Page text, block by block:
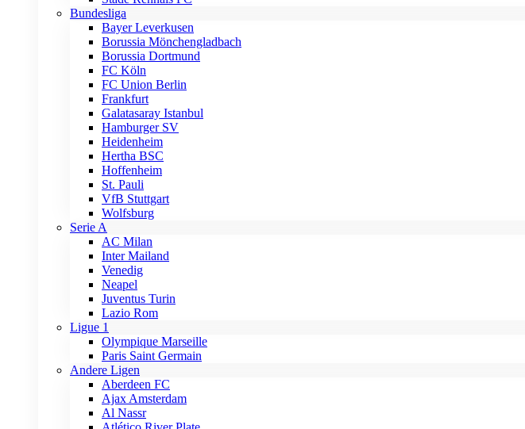
Bundesliga
Bayer Leverkusen
Borussia Mönchengladbach
Borussia Dortmund
FC Köln
FC Union Berlin
Frankfurt
Galatasaray Istanbul
Hamburger SV
Heidenheim
Hertha BSC
Hoffenheim
St. Pauli
VfB Stuttgart
Wolfsburg
Serie A
AC Milan
Inter Mailand
Venedig
Neapel
Juventus Turin
Lazio Rom
Ligue 1
Olympique Marseille
Paris Saint Germain
Andere Ligen
Aberdeen FC
Ajax Amsterdam
Al Nassr